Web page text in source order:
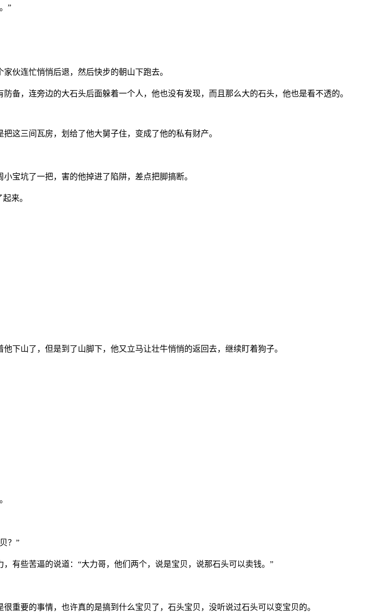
”
伙连忙悄悄后退，然后快步的朝山下跑去。
，连旁边的大石头后面躲着一个人，他也没有发现，而且那么大的石头，他也是看不透的。
这三间瓦房，划给了他大舅子住，变成了他的私有财产。
宝坑了一把，害的他掉进了陷阱，差点把脚搞断。
来。
下山了，但是到了山脚下，他又立马让壮牛悄悄的返回去，继续盯着狗子。
？”
有些苦逼的说道：“大力哥，他们两个，说是宝贝，说那石头可以卖钱。”
要的事情，也许真的是搞到什么宝贝了，石头宝贝，没听说过石头可以变宝贝的。